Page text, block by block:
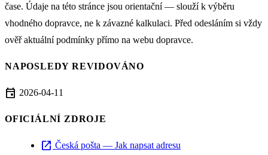
čase. Údaje na této stránce jsou orientační — slouží k výběru
vhodného dopravce, ne k závazné kalkulaci. Před odesláním si vždy
ověř aktuální podmínky přímo na webu dopravce.
NAPOSLEDY REVIDOVÁNO
event 2026-04-11
OFICIÁLNÍ ZDROJE
open_in_new Česká pošta — Jak napsat adresu